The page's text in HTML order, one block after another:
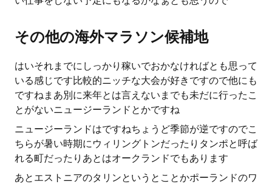
その他の海外マラソン候補地
はいそれまでにしっかり稼いでおかなければとも思って
いる感じです比較的ニッチな大会が好きですので他にも
ですねまあ別に来年とは言えないまでも未だに行ったこ
とがないニュージーランドとかですね
ニュージーランドはですねちょうど季節が逆ですのでこ
ちらが暑い時期にウィリングトンだったりタンポと呼ば
れる町だったりあとはオークランドでもあります
あとエストニアのタリンというとことかポーランドのワ